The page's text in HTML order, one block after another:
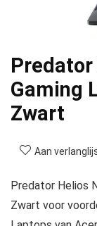
Gaming
Zwart
Aan
Predator Helios
Zwart voor